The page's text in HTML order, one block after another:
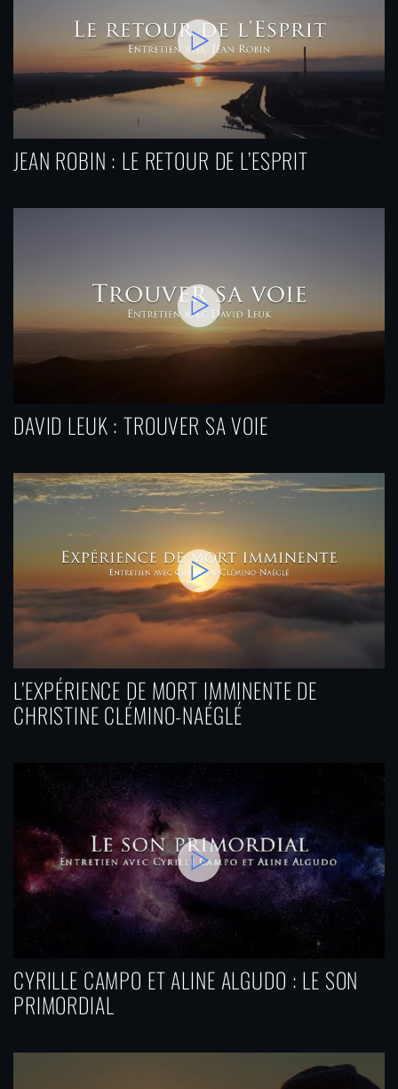
JEAN ROBIN : LE RETOUR DE L’ESPRIT
DAVID LEUK : TROUVER SA VOIE
L’EXPÉRIENCE DE MORT IMMINENTE DE
CHRISTINE CLÉMINO-NAÉGLÉ
CYRILLE CAMPO ET ALINE ALGUDO : LE SON
PRIMORDIAL